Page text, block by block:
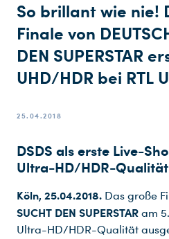
So brillant wie nie!
Finale von
DEN SUPERSTAR
UHD/HDR bei RTL
25.04.2018
DSDS als erste Live-
Ultra-HD/HDR-Qualität
Köln, 25.04.2018. Das große
SUCHT DEN SUPERSTAR am
Ultra-HD/HDR-Qualität